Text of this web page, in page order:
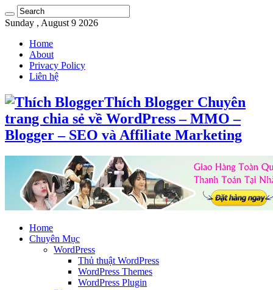
Sunday , August 9 2026
Home
About
Privacy Policy
Liên hệ
Thích Blogger Chuyên
trang chia sẻ về WordPress – MMO –
Blogger – SEO và Affiliate Marketing
Home
Chuyên Mục
WordPress
Thủ thuật WordPress
WordPress Themes
WordPress Plugin